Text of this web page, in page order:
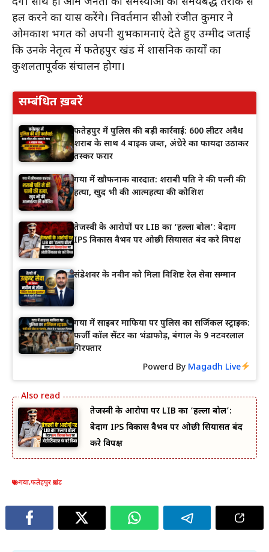
हल करने का प्रयास करेंगे। निवर्तमान सीओ रंजीत कुमार ने
ओमप्रकाश भगत को अपनी शुभकामनाएं देते हुए उम्मीद जताई
कि उनके नेतृत्व में फतेहपुर प्रखंड में प्रशासनिक कार्यों का
कुशलतापूर्वक संचालन होगा।
सम्बंधित ख़बरें
फतेहपुर में पुलिस की बड़ी कार्रवाई: 600 लीटर अवैध
शराब के साथ 4 बाइक जब्त, अंधेरे का फायदा उठाकर
तस्कर फरार
गया में खौफनाक वारदात: शराबी पति ने की पत्नी की
हत्या, खुद भी की आत्महत्या की कोशिश
तेजस्वी के आरोपों पर LIB का ‘हल्ला बोल’: बेदाग
IPS विकास वैभव पर ओछी सियासत बंद करे विपक्ष
संडेशवर के नवीन को मिला विशिष्ट रेल सेवा सम्मान
गया में साइबर माफिया पर पुलिस का सर्जिकल स्ट्राइक:
फर्जी कॉल सेंटर का भंडाफोड़, बंगाल के 9 नटवरलाल
गिरफ्तार
Powerd By Magadh Live
तेजस्वी के आरोपों पर LIB का ‘हल्ला बोल’:
बेदाग IPS विकास वैभव पर ओछी सियासत बंद
करे विपक्ष
गया,फतेहपुर प्रखंड